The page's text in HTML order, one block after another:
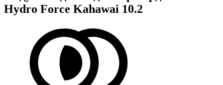
Hydro Force Kahawai 10.2